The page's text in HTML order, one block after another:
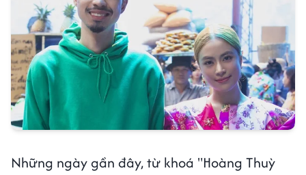
Những ngày gần đây, từ khoá "Hoàng Thuỳ